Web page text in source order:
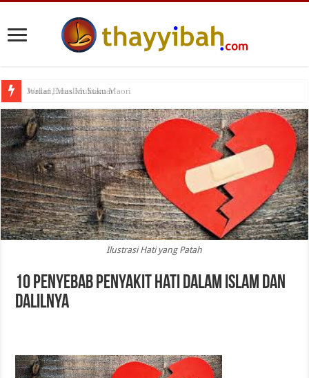
Wakaf Emas Muktamar
Ilustrasi Hati yang Patah
10 Penyebab Penyakit Hati Dalam Islam dan
Dalilnya